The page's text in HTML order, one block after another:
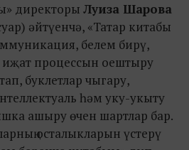
директоры Луиза Шарова
әйтүенчә, «Татар китабы
белем бирү,
процессын оештыру
буклетлар чыгару,
һәм уку-укыту
ашыру өчен шартлар бар.
осталыкларын үстерү